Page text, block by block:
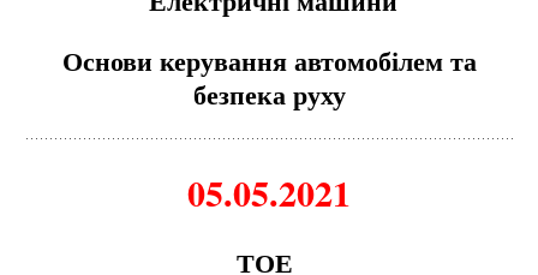
Основи керування автомобілем та
безпека руху
05.05.2021
ТОЕ